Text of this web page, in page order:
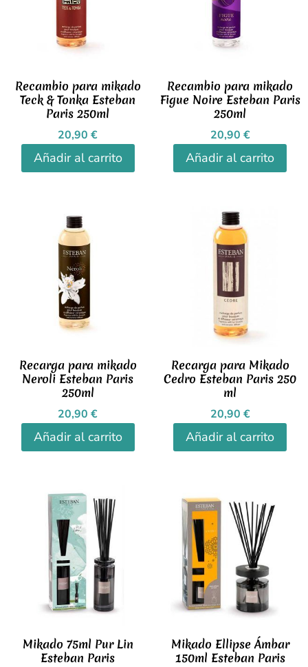
Recambio para mikado
Teck & Tonka Esteban
Paris 250ml
20,90€
Añadir al carrito
Recambio para mikado
Figue Noire Esteban Paris
250ml
20,90 €
Añadir al carrito
Recarga para mikado
Neroli Esteban Paris
250ml
20,90€
Añadir al carrito
Recarga para Mikado
Cedro Esteban Paris 250
ml
20,90 €
Añadir al carrito
Mikado 75ml Pur Lin
Esteban Paris
Mikado Ellipse Ámbar
150ml Esteban Paris